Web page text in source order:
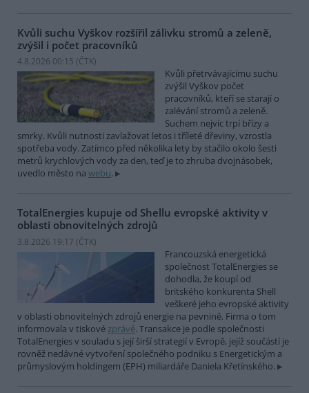
Kvůli suchu Vyškov rozšířil zálivku stromů a zeleně,
zvýšil i počet pracovníků
4.8.2026 00:15 (ČTK)
Kvůli přetrvávajícímu suchu
zvýšil Vyškov počet
pracovníků, kteří se starají o
zalévání stromů a zeleně.
Suchem nejvíc trpí břízy a
smrky. Kvůli nutnosti zavlažovat letos i tříleté dřeviny, vzrostla
spotřeba vody. Zatímco před několika lety by stačilo okolo šesti
metrů krychlových vody za den, teď je to zhruba dvojnásobek,
uvedlo město na webu.
TotalEnergies kupuje od Shellu evropské aktivity v
oblasti obnovitelných zdrojů
3.8.2026 19:17 (ČTK)
Francouzská energetická
společnost TotalEnergies se
dohodla, že koupí od
britského konkurenta Shell
veškeré jeho evropské aktivity
v oblasti obnovitelných zdrojů energie na pevnině. Firma o tom
informovala v tiskovézprávě. Transakce je podle společnosti
TotalEnergies v souladu s její širší strategií v Evropě, jejíž součástí je
rovněž nedávné vytvoření společného podniku s Energetickým a
průmyslovým holdingem (EPH) miliardáře Daniela Křetínského.